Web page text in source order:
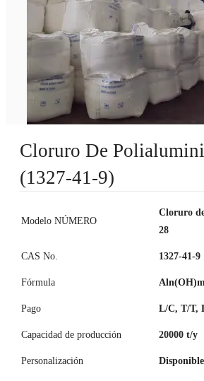
Cloruro De
(1327-41-9)
Modelo NÚMERO
Cloruro
28
CAS No. 1327-41-9
Fórmula
Pago L/C, T/T,
Capacidad de producción 20000 t/y
Personalización Disponible